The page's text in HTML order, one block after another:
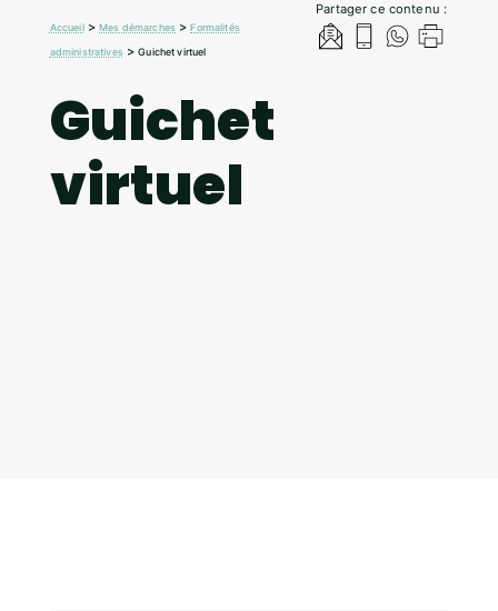
Partager ce contenu :
Accueil>Mes démarches >Formalités
administratives>Guichet virtuel
Guichet
virtuel